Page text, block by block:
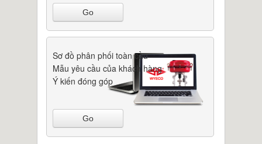
Go
Sơ đồ phân phối toàn cầu
Mẫu yêu cầu của khách hàng
Ý kiến đóng góp
Go